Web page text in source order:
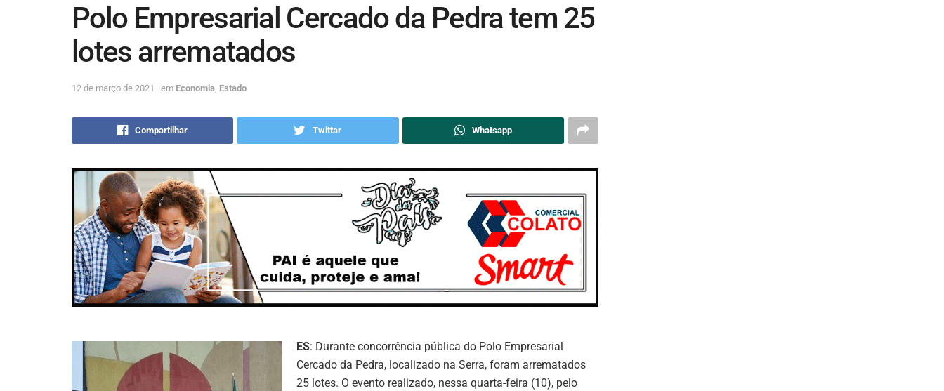
Polo Empresarial Cercado da Pedra tem 25
lotes arrematados
12 de março de 2021 em Economia Estado
Compartilhar Twittar Whatsapp
ES: Durante concorrência pública do Polo Empresarial
Cercado da Pedra, localizado na Serra, foram arrematados
25 lotes. O evento realizado, nessa quarta-feira (10), pelo